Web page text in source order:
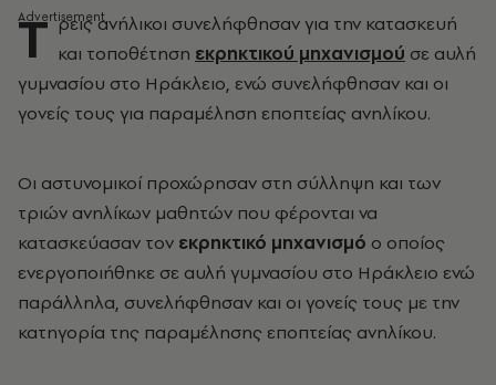
Τ ρεις ανήλικοι συνελήφθησαν για την κατασκευή
και τοποθέτηση εκρηκτικού μηχανισμού σε αυλή
γυμνασίου στο Ηράκλειο, ενώ συνελήφθησαν και οι
γονείς τους για παραμέληση εποπτείας ανηλίκου.
Οι αστυνομικοί προχώρησαν στη σύλληψη και των
τριών ανηλίκων μαθητών που φέρονται να
κατασκεύασαν τον εκρηκτικό μηχανισμό ο οποίος
ενεργοποιήθηκε σε αυλή γυμνασίου στο Ηράκλειο ενώ
παράλληλα, συνελήφθησαν και οι γονείς τους με την
κατηγορία της παραμέλησης εποπτείας ανηλίκου.